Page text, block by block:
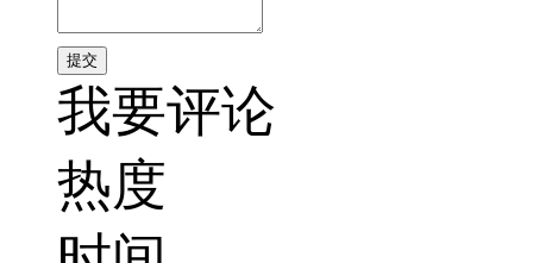
我要评论
热度